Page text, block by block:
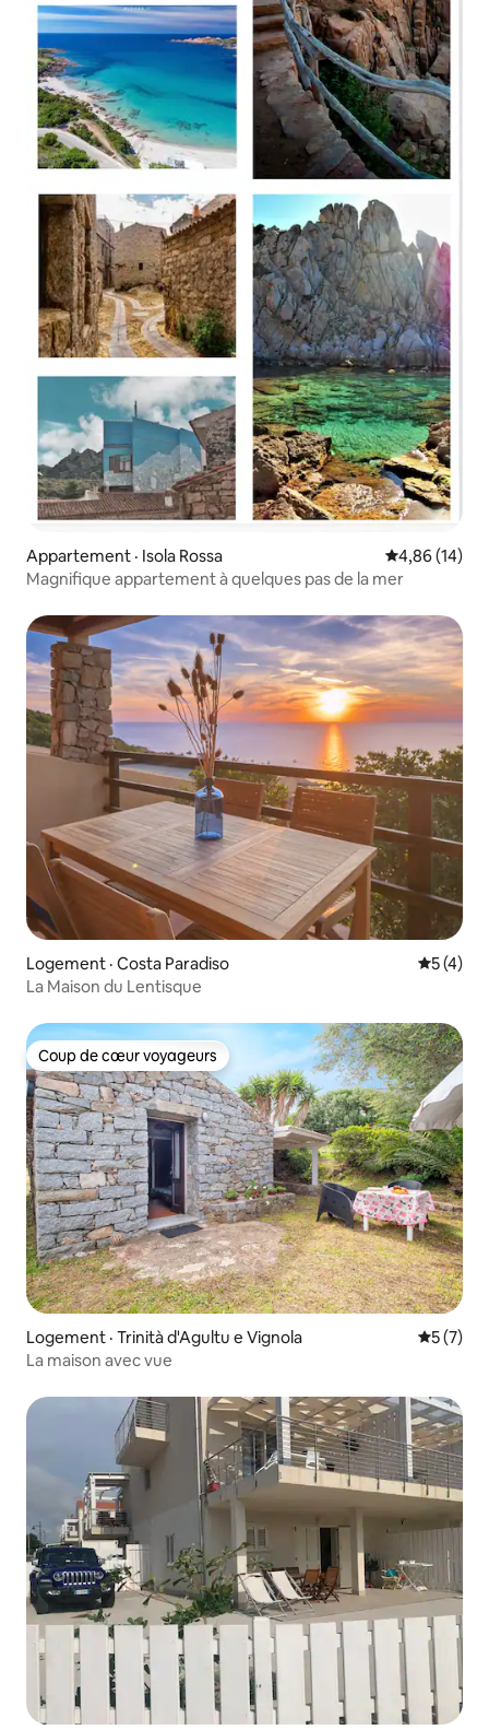
Appartement · Isola Rossa Note
4,86 (14)
Magnifique appartement à quelques pas de la mer
Logement · Costa Paradiso Note
5 (4)
La Maison du Lentisque
Coup de cœur voyageurs
Coup de cœur voyageurs
Logement · Trinità d'Agultu e Vignola Note
5 (7)
La maison avec vue